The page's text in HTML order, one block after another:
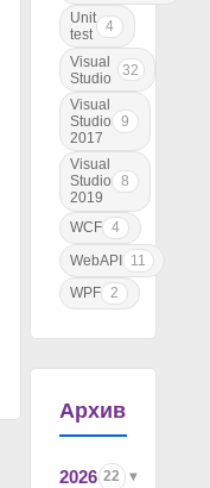
Unit
test
4
Visual
Studio
32
Visual
Studio
2017
9
Visual
Studio
2019
8
WCF 4
WebAPI
11
WPF 2
Архив
2026 22